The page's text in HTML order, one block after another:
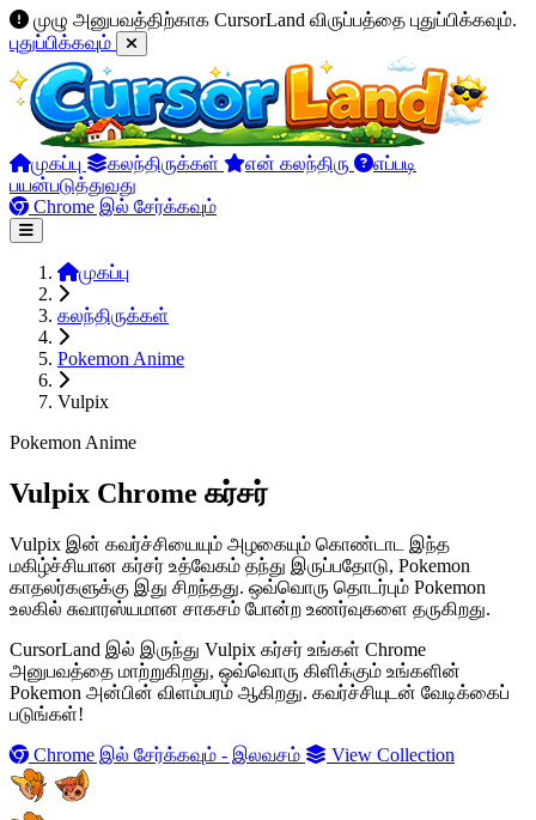
முழு அனுபவத்திற்காக CursorLand விருப்பத்தை புதுப்பிக்கவும்.
புதுப்பிக்கவும்
முகப்பு கலந்திருக்கள் என் கலந்திரு
எப்படி
பயன்படுத்துவது
Chrome இல் சேர்க்கவும்
முகப்பு
கலந்திருக்கள்
Pokemon Anime
Vulpix
Pokemon Anime
Vulpix Chrome கர்சர்
Vulpix இன் கவர்ச்சியையும் அழகையும் கொண்டாட இந்த
மகிழ்ச்சியான கர்சர் உத்வேகம் தந்து இருப்பதோடு, Pokemon
காதலர்களுக்கு இது சிறந்தது. ஒவ்வொரு தொடர்பும் Pokemon
உலகில் சுவாரஸ்யமான சாகசம் போன்ற உணர்வுகளை தருகிறது.
CursorLand இல் இருந்து Vulpix கர்சர் உங்கள் Chrome
அனுபவத்தை மாற்றுகிறது, ஒவ்வொரு கிளிக்கும் உங்களின்
Pokemon அன்பின் விளம்பரம் ஆகிறது. கவர்ச்சியுடன் வேடிக்கைப்
படுங்கள்!
Chrome இல் சேர்க்கவும் - இலவசம்
View Collection